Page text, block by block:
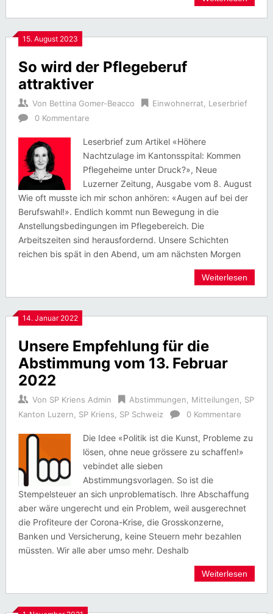
15. August 2023
So wird der Pflegeberuf
attraktiver
Von Bettina Gomer-Beacco Einwohnerrat
Leserbrief
0 Kommentare
Leserbrief zum Artikel «Höhere
Nachtzulage im Kantonsspital: Kommen
Pflegeheime unter Druck?», Neue
Luzerner Zeitung, Ausgabe vom 8. August
Wie oft musste ich mir schon anhören: «Augen auf bei der
Berufswahl!». Endlich kommt nun Bewegung in die
Anstellungsbedingungen im Pflegebereich. Die
Arbeitszeiten sind herausfordernd. Unsere Schichten
reichen bis spät in den Abend, um am nächsten Morgen
Weiterlesen
14. Januar 2022
Unsere Empfehlung für die
Abstimmung vom 13. Februar
2022
Von SP Kriens Admin Abstimmungen Mitteilungen
SP
Kanton Luzern
SP Kriens SP Schweiz 0 Kommentare
Die Idee «Politik ist die Kunst, Probleme zu
lösen, ohne neue grössere zu schaffen!»
vebindet alle sieben
Abstimmungsvorlagen. So ist die
Stempelsteuer an sich unproblematisch. Ihre Abschaffung
aber wäre ungerecht und ein Problem, weil ausgerechnet
die Profiteure der Corona-Krise, die Grosskonzerne,
Banken und Versicherung, keine Steuern mehr bezahlen
müssten. Wir alle aber umso mehr. Deshalb
Weiterlesen